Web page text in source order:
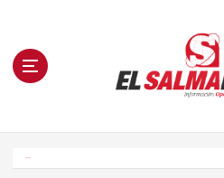
n El Salmantino -